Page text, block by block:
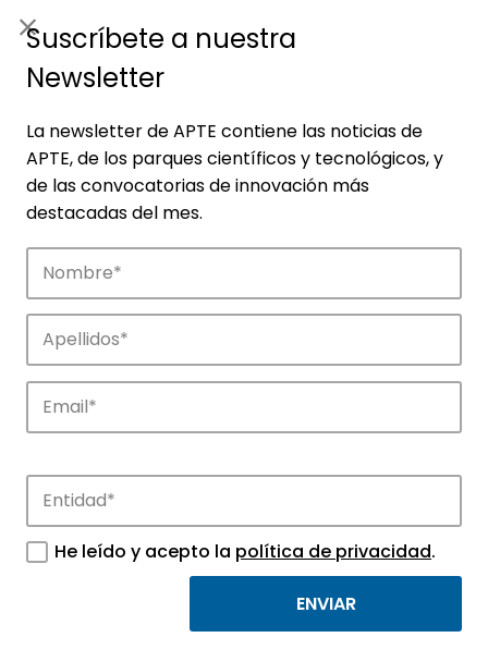
Noticias
Conoce las noticias más destacadas de
APTE y sus parques científicos y
tecnológicos.
Suscríbete a nuestra
Newsletter
La newsletter de APTE contiene las noticias de
APTE, de los parques científicos y tecnológicos, y
de las convocatorias de innovación más
destacadas del mes.
He leído y acepto la política de privacidad.